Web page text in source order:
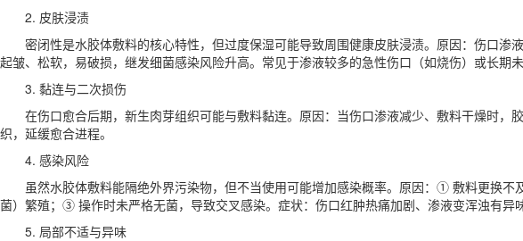
2. 皮肤浸渍
密闭性是水胶体敷料的核心特性，但过度保湿可能导致周围健康皮肤浸渍。原因：伤口渗
起皱、松软，易破损，继发细菌感染风险升高。常见于渗液较多的急性伤口（如烧伤）或长期
3. 黏连与二次损伤
在伤口愈合后期，新生肉芽组织可能与敷料黏连。原因：当伤口渗液减少、敷料干燥时
织，延缓愈合进程。
4. 感染风险
虽然水胶体敷料能隔绝外界污染物，但不当使用可能增加感染概率。原因：① 敷料更换
菌）繁殖；③ 操作时未严格无菌，导致交叉感染。症状：伤口红肿热痛加剧、渗液变浑浊有异
5. 局部不适与异味